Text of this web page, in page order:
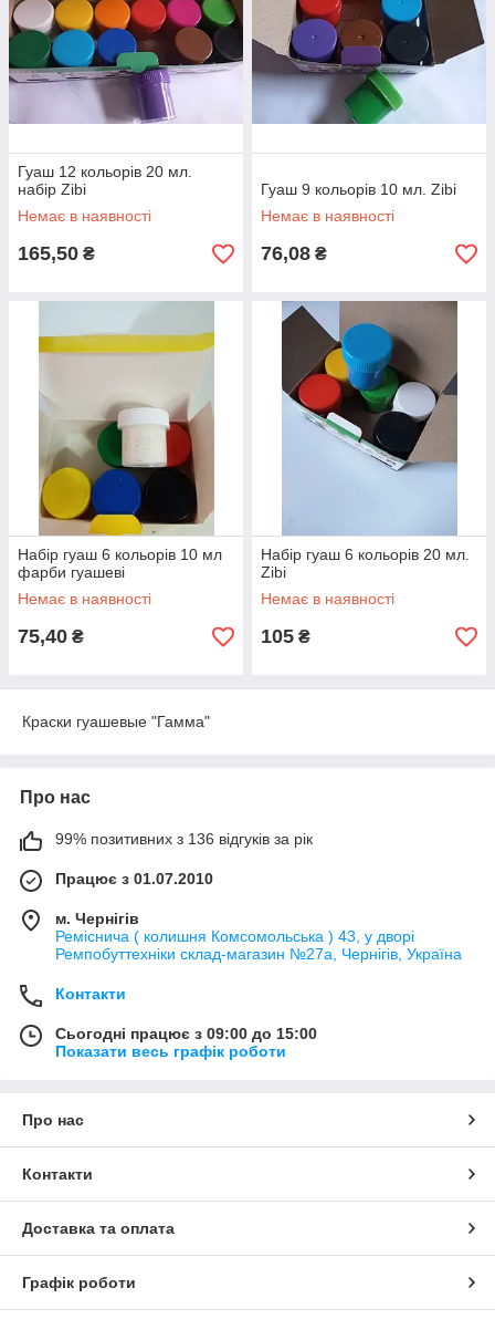
Гуаш 12 кольорів 20 мл.
набір Zibi
Немає в наявності
165,50 ₴
Гуаш 9 кольорів 10 мл. Zibi
Немає в наявності
76,08 ₴
Набір гуаш 6 кольорів 10 мл
фарби гуашеві
Немає в наявності
75,40 ₴
Набір гуаш 6 кольорів 20 мл.
Zibi
Немає в наявності
105 ₴
Краски гуашевые "Гамма"
Про нас
99% позитивних з 136 відгуків за рік
Працює з 01.07.2010
м. Чернігів
Реміснича ( колишня Комсомольська ) 43, у дворі
Ремпобуттехніки склад-магазин №27a, Чернігів, Україна
Контакти
Сьогодні працює з 09:00 до 15:00
Показати весь графік роботи
Про нас
Контакти
Доставка та оплата
Графік роботи